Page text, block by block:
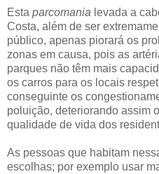
Esta parcomania levada a
Costa, além de ser
público, apenas piorará os
zonas em causa, pois as
parques não têm mais
os carros para os locais
conseguinte os
poluição, deteriorando assim
qualidade de vida dos
As pessoas que habitam
escolhas; por exemplo usar